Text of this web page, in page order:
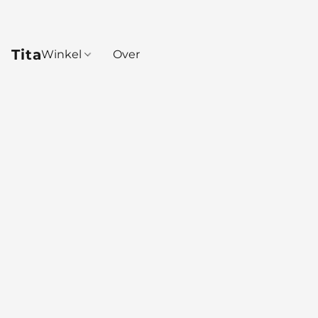
TitaWinkel Over